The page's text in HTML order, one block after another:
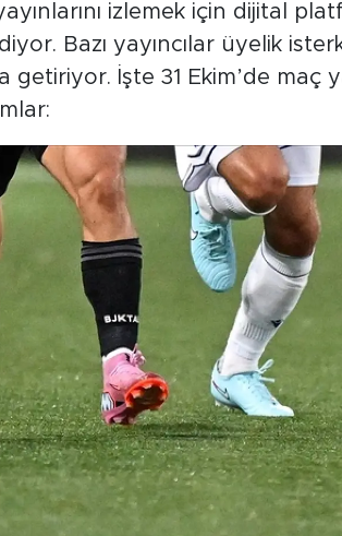
izlemek için dijital
Bazı yayıncılar üyelik
getiriyor. İşte 31 Ekim’de maç